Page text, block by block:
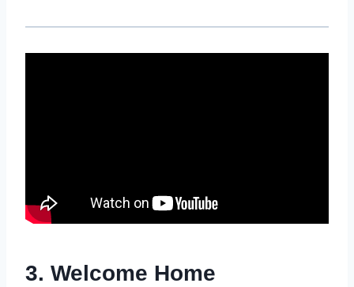
3. Welcome Home